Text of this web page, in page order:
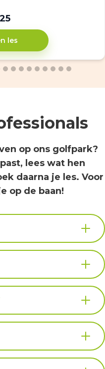
les
op ons golfpark?
lees wat hen
daarna je les. Voor
op de baan!